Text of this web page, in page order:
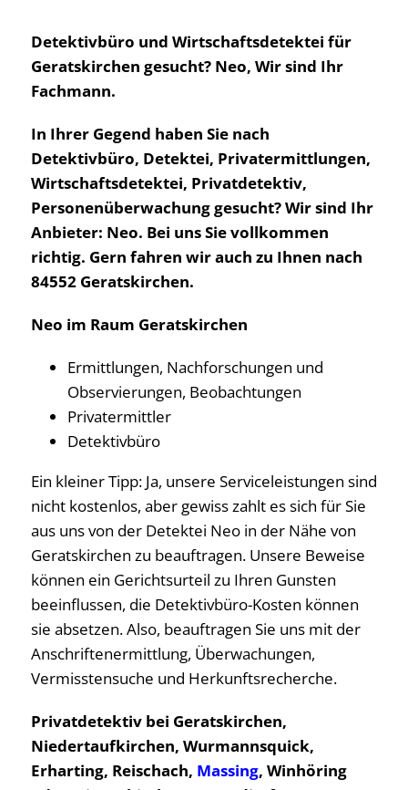
Detektivbüro und Wirtschaftsdetektei für
Geratskirchen gesucht? Neo, Wir sind Ihr
Fachmann.
In Ihrer Gegend haben Sie nach
Detektivbüro, Detektei, Privatermittlungen,
Wirtschaftsdetektei, Privatdetektiv,
Personenüberwachung gesucht? Wir sind Ihr
Anbieter: Neo. Bei uns Sie vollkommen
richtig. Gern fahren wir auch zu Ihnen nach
84552 Geratskirchen.
Neo im Raum Geratskirchen
Ermittlungen, Nachforschungen und
Observierungen, Beobachtungen
Privatermittler
Detektivbüro
Ein kleiner Tipp: Ja, unsere Serviceleistungen sind
nicht kostenlos, aber gewiss zahlt es sich für Sie
aus uns von der Detektei Neo in der Nähe von
Geratskirchen zu beauftragen. Unsere Beweise
können ein Gerichtsurteil zu Ihren Gunsten
beeinflussen, die Detektivbüro-Kosten können
sie absetzen. Also, beauftragen Sie uns mit der
Anschriftenermittlung, Überwachungen,
Vermisstensuche und Herkunftsrecherche.
Privatdetektiv bei Geratskirchen,
Niedertaufkirchen, Wurmannsquick,
Erharting, Reischach, Massing, Winhöring